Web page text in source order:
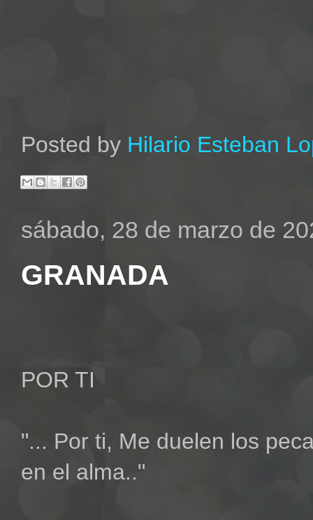
Posted by Hilario Esteban
sábado, 28 de marzo de
GRANADA
POR TI
"... Por ti, Me duelen los
en el alma.."